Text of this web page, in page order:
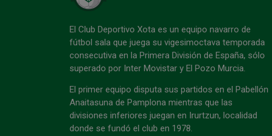
El Club Deportivo Xota es un equipo navarro de
fútbol sala que juega su vigesimoctava temporada
consecutiva en la Primera División de España, sólo
superado por Inter Movistar y El Pozo Murcia.
El primer equipo disputa sus partidos en el Pabellón
Anaitasuna de Pamplona mientras que las
divisiones inferiores juegan en Irurtzun, localidad
donde se fundó el club en 1978.